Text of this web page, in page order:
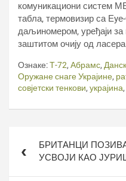
комуникациони систем
табла, термовизир са
даљиномером, уређаји
заштитом очију од
Ознаке:Т-72, Абрамс,
Оружане снаге Украјине,
совјетски тенкови, украјина,
чланкаБРИТАНЦИ
УСВОЈИ КАО